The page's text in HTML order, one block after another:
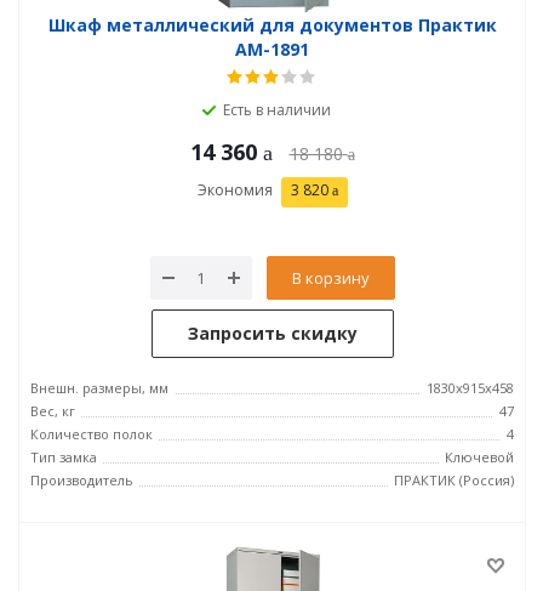
Шкаф металлический для документов Практик
AM-1891
Есть в наличии
14 360 18 180
Экономия 3 820
В корзину
Запросить скидку
Внешн. размеры, мм
1830x915x458
Вес, кг
47
Количество полок
4
Тип замка
Ключевой
Производитель
ПРАКТИК (Россия)